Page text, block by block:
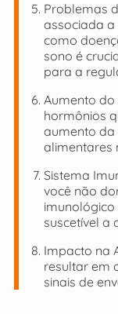
Problemas
associada
como
sono é
para a
Aumento
hormônios
aumento da
alimentares
Sistema
você não
suscetível a
Impacto na
resultar em
sinais de